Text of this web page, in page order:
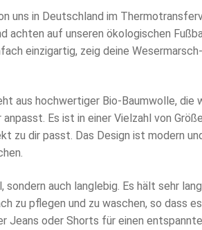
uns in Deutschland im
achten auf unseren ökologischen
einzigartig, zeig deine
aus hochwertiger Bio-Baumwolle, die
Es ist in einer Vielzahl von
zu dir passt. Das Design ist modern
auch langlebig. Es hält sehr
zu pflegen und zu waschen, so dass
Jeans oder Shorts für einen